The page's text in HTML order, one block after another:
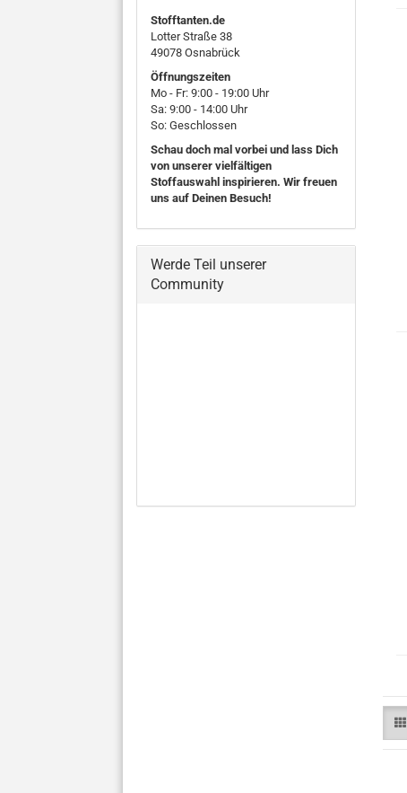
Stofftanten.de
Lotter Straße 38
49078 Osnabrück
Öffnungszeiten
Mo - Fr: 9:00 - 19:00 Uhr
Sa: 9:00 - 14:00 Uhr
So: Geschlossen
Schau doch mal vorbei und lass Dich
von unserer vielfältigen
Stoffauswahl inspirieren. Wir freuen
uns auf Deinen Besuch!
Werde Teil unserer
Community